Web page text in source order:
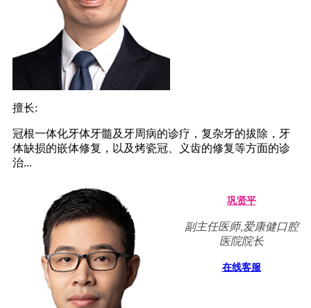
擅长:
冠根一体化牙体牙髓及牙周病的诊疗，复杂牙的拔除，牙
体缺损的嵌体修复，以及烤瓷冠、义齿的修复等方面的诊
治...
巩贤平
副主任医师,爱康健口腔
医院院长
在线客服